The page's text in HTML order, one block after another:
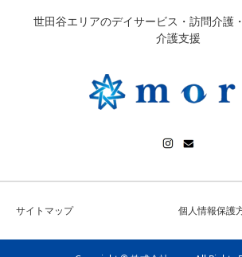
世田谷エリアのデイサービス・訪問介護
介護支援
サイトマップ 個人情報保護